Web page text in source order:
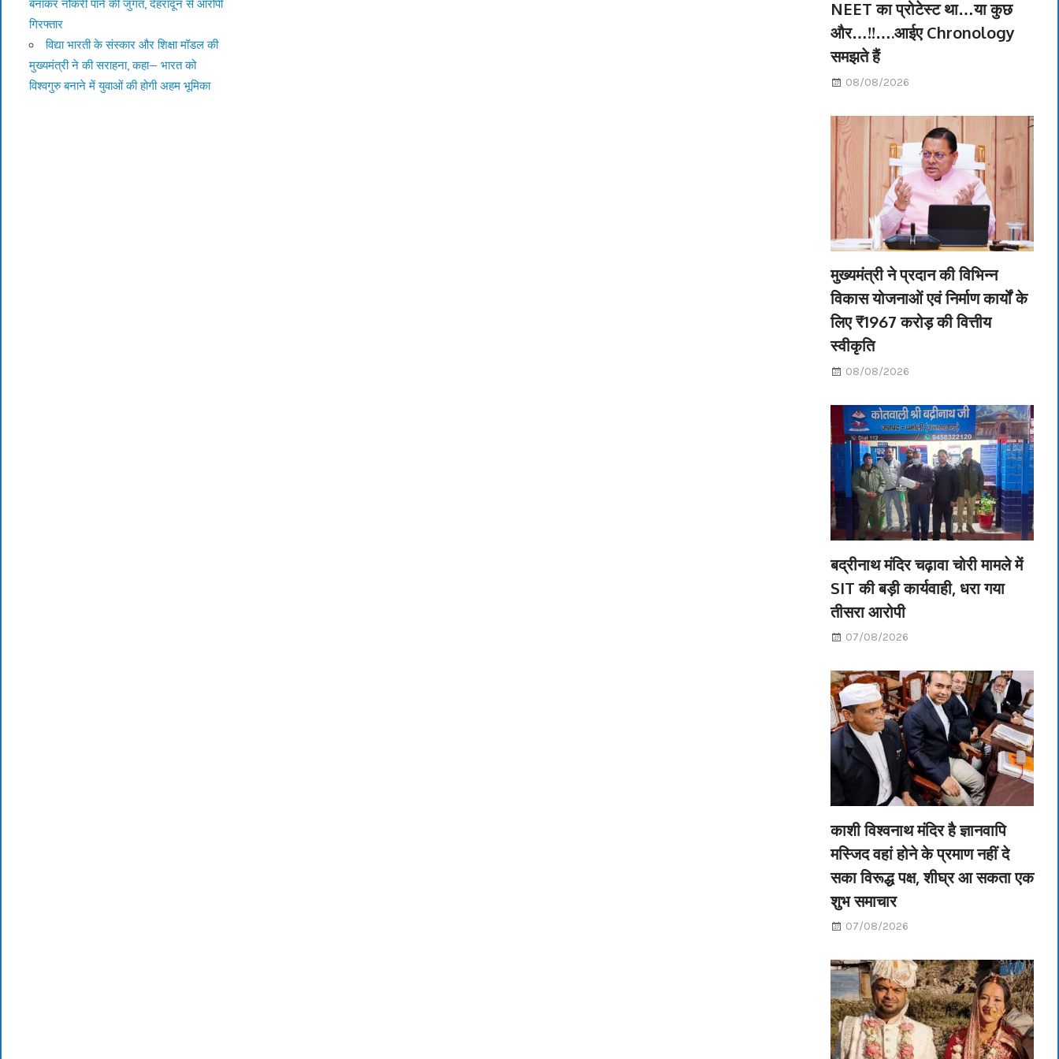
बनाकर नौकरी पाने की जुगत, देहरादून से आरोपी
गिरफ्तार
विद्या भारती के संस्कार और शिक्षा मॉडल की
मुख्यमंत्री ने की सराहना, कहा— भारत को
विश्वगुरु बनाने में युवाओं की होगी अहम भूमिका
NEET का प्रोटेस्ट था…या कुछ
और…!!….आईए Chronology
समझते हैं
08/08/2026
मुख्यमंत्री ने प्रदान की विभिन्न
विकास योजनाओं एवं निर्माण कार्यों के
लिए ₹1967 करोड़ की वित्तीय
स्वीकृति
08/08/2026
बद्रीनाथ मंदिर चढ़ावा चोरी मामले में
SIT की बड़ी कार्यवाही, धरा गया
तीसरा आरोपी
07/08/2026
काशी विश्वनाथ मंदिर है ज्ञानवापि
मस्जिद वहां होने के प्रमाण नहीं दे
सका विरूद्ध पक्ष, शीघ्र आ सकता एक
शुभ समाचार
07/08/2026